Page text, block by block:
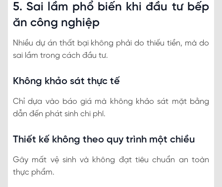
5. Sai lầm phổ biến khi đầu tư bếp
ăn công nghiệp
Nhiều dự án thất bại không phải do thiếu tiền, mà do
sai lầm trong cách đầu tư.
Không khảo sát thực tế
Chỉ dựa vào báo giá mà không khảo sát mặt bằng
dẫn đến phát sinh chi phí.
Thiết kế không theo quy trình một chiều
Gây mất vệ sinh và không đạt tiêu chuẩn an toàn
thực phẩm.